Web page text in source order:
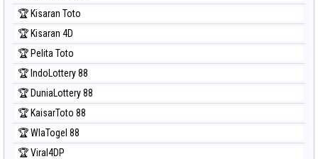
🏆 Kisaran Toto
🏆 Kisaran 4D
🏆 Pelita Toto
🏆 IndoLottery 88
🏆 DuniaLottery 88
🏆 KaisarToto 88
🏆 WlaTogel 88
🏆 Viral4DP